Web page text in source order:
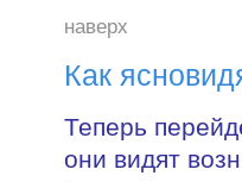
наверх
Как
Теперь
они видят